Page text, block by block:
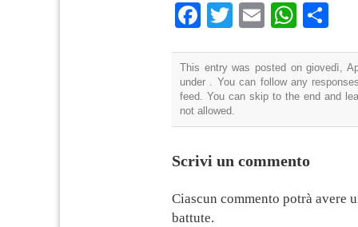
Facebook
TwitterEmail
This entry was posted on giovedì,
under . You can follow any
feed. You can skip to the end and
not allowed.
Scrivi un commento
Ciascun commento potrà avere
battute.